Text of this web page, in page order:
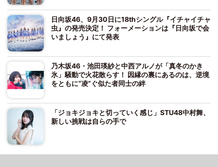
日向坂46、9月30日に18thシングル『イチャイチャ
虫』の発売決定！ フォーメーションは『日向坂で会
いましょう』にて発表
乃木坂46・池田瑛紗と中西アルノが「真冬のかき
氷」騒動で火花散らす！ 因縁の裏にあるのは、逆境
をともに“凌”ぐ似た者同士の絆
「ジョキジョキと切っていく感じ」STU48中村舞、
新しい挑戦は自らの手で